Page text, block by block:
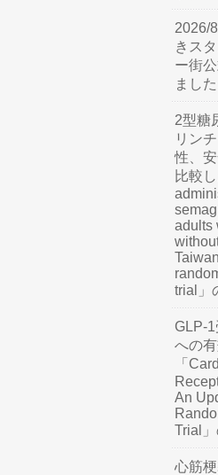
2026/
きス
ー街
ました
2型糖
リン
性、
比較
adults
trial」
GLP-
への
「
An
Trial」
心筋